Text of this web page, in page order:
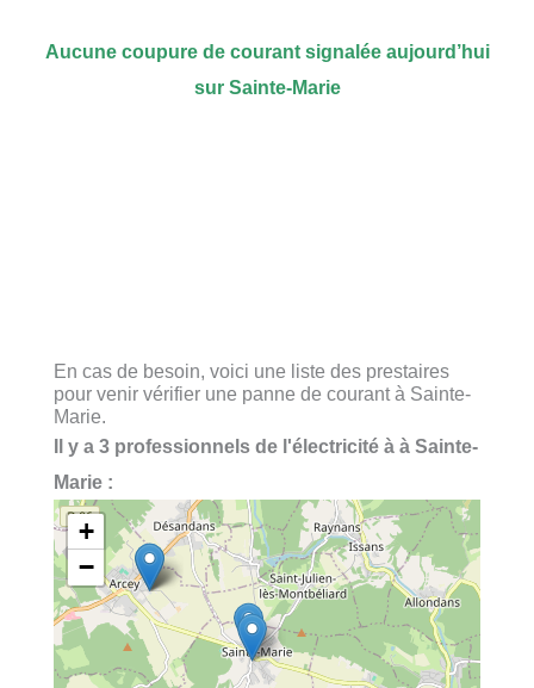
Aucune coupure de courant signalée aujourd’hui
sur Sainte-Marie
En cas de besoin, voici une liste des prestaires
pour venir vérifier une panne de courant à Sainte-
Marie.
Il y a 3 professionnels de l'électricité à à Sainte-
Marie :
+
−